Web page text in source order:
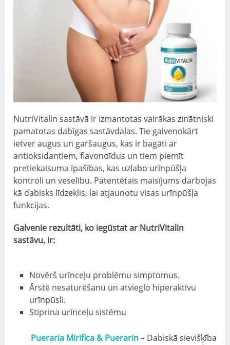
NutriVitalin sastāvā ir izmantotas vairākas zinātniski
pamatotas dabīgas sastāvdaļas. Tie galvenokārt
ietver augus un garšaugus, kas ir bagāti ar
antioksidantiem, flavonoīdus un tiem piemīt
pretiekaisuma īpašības, kas uzlabo urīnpūšļa
kontroli un veselību. Patentētais maisījums darbojas
kā dabisks līdzeklis, lai atjaunotu visas urīnpūšļa
funkcijas.
Galvenie rezultāti, ko iegūstat ar NutriVitalin
sastāvu, ir:
Novērš urīnceļu problēmu simptomus.
Ārstē nesaturēšanu un atvieglo hiperaktīvu
urīnpūsli.
Stiprina urīnceļu sistēmu
Pueraria Mirifica & Puerarin– Dabiskā sievišķība